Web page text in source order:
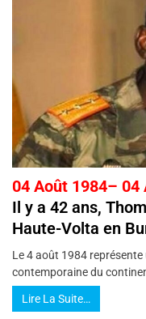
04 Août 1984– 04
Il y a 42 ans,
Haute-Volta en
Le 4 août 1984
contemporaine du
Lire La Suite…